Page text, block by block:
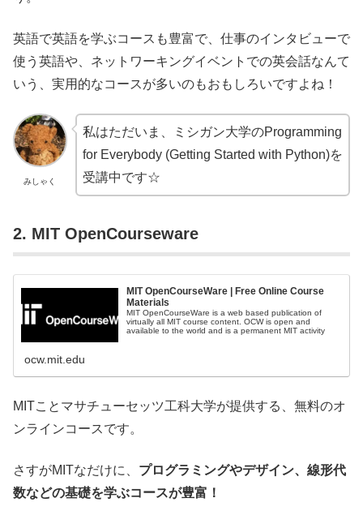
英語で英語を学ぶコースも豊富で、仕事のインタビューで
使う英語や、ネットワーキングイベントでの英会話なんて
いう、実用的なコースが多いのもおもしろいですよね！
みしゃく
私はただいま、ミシガン大学のProgramming
for Everybody (Getting Started with Python)を
受講中です☆
2. MIT OpenCourseware
MIT OpenCourseWare | Free Online Course
Materials
MIT OpenCourseWare is a web based publication of
virtually all MIT course content. OCW is open and
available to the world and is a permanent MIT activity
ocw.mit.edu
MITことマサチューセッツ工科大学が提供する、無料のオ
ンラインコースです。
さすがMITなだけに、 プログラミングやデザイン、線形代
数などの基礎を学ぶコースが豊富！